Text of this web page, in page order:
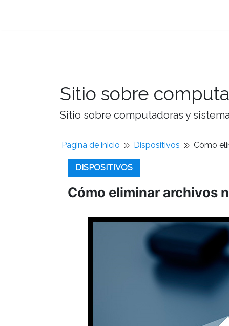
Sitio sobre
Sitio sobre computadoras y
Pagina de inicio Dispositivos Cómo
DISPOSITIVOS
Cómo eliminar archivos